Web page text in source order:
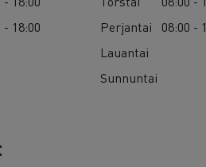
- 18:00
Perjantai
08:00 -
Lauantai
Sunnuntai